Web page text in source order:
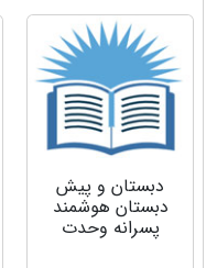
دبستان و پیش
دبستان هوشمند
پسرانه وحدت